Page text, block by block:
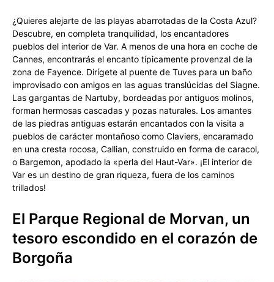
¿Quieres alejarte de las playas abarrotadas de la Costa Azul?
Descubre, en completa tranquilidad, los encantadores
pueblos del interior de Var. A menos de una hora en coche de
Cannes, encontrarás el encanto típicamente provenzal de la
zona de Fayence. Dirígete al puente de Tuves para un baño
improvisado con amigos en las aguas translúcidas del Siagne.
Las gargantas de Nartuby, bordeadas por antiguos molinos,
forman hermosas cascadas y pozas naturales. Los amantes
de las piedras antiguas estarán encantados con la visita a
pueblos de carácter montañoso como Claviers, encaramado
en una cresta rocosa, Callian, construido en forma de caracol,
o Bargemon, apodado la «perla del Haut-Var». ¡El interior de
Var es un destino de gran riqueza, fuera de los caminos
trillados!
El Parque Regional de Morvan, un
tesoro escondido en el corazón de
Borgoña